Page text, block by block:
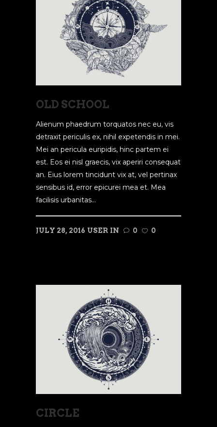
OLD SCHOOL
Alienum phaedrum torquatos nec eu, vis
detraxit periculis ex, nihil expetendis in mei.
Mei an pericula euripidis, hinc partem ei
est. Eos ei nisl graecis, vix aperiri consequat
an. Eius lorem tincidunt vix at, vel pertinax
sensibus id, error epicurei mea et. Mea
facilisis urbanitas...
JULY 28, 2016 USER IN 0
0
CIRCLE